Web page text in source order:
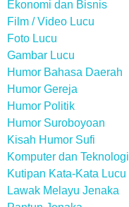
Ekonomi dan Bisnis
Film / Video Lucu
Foto Lucu
Gambar Lucu
Humor Bahasa Daerah
Humor Gereja
Humor Politik
Humor Suroboyoan
Kisah Humor Sufi
Komputer dan Teknologi
Kutipan Kata-Kata Lucu
Lawak Melayu Jenaka